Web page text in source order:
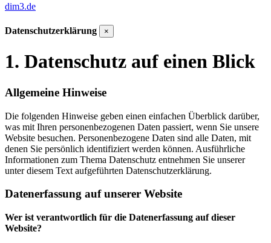
dim3.de
Datenschutzerklärung ×
1. Datenschutz auf einen Blick
Allgemeine Hinweise
Die folgenden Hinweise geben einen einfachen Überblick darüber,
was mit Ihren personenbezogenen Daten passiert, wenn Sie unsere
Website besuchen. Personenbezogene Daten sind alle Daten, mit
denen Sie persönlich identifiziert werden können. Ausführliche
Informationen zum Thema Datenschutz entnehmen Sie unserer
unter diesem Text aufgeführten Datenschutzerklärung.
Datenerfassung auf unserer Website
Wer ist verantwortlich für die Datenerfassung auf dieser
Website?